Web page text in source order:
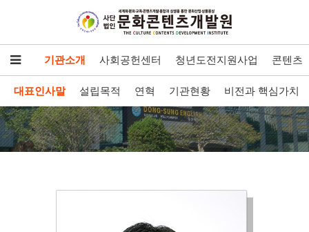
기관소개 사회공헌센터 청년도전지원사업 콘텐츠
대표인사말 설립목적 연혁 기관현황 비전과 핵심가치